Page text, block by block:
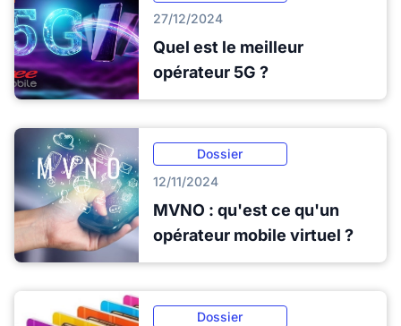
27/12/2024
Quel est le meilleur
opérateur 5G ?
Dossier
12/11/2024
MVNO : qu'est ce qu'un
opérateur mobile virtuel ?
Dossier